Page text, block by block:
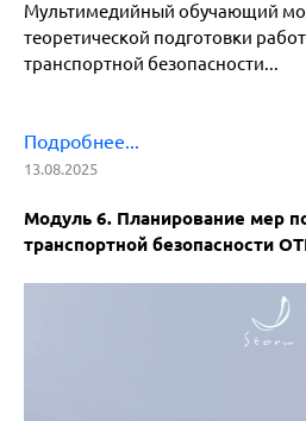
Мультимедийный обучающий
теоретической подготовки
транспортной безопасности...
Подробнее...
13.08.2025
Модуль 6. Планирование мер
транспортной безопасности